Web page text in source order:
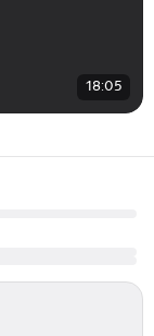
18:05